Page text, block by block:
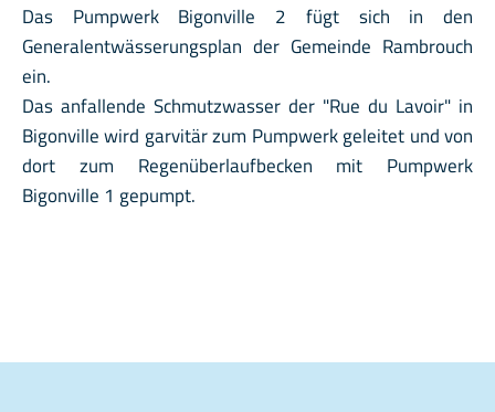
Das Pumpwerk Bigonville 2 fügt sich in den
Generalentwässerungsplan der Gemeinde Rambrouch
ein.
Das anfallende Schmutzwasser der "Rue du Lavoir" in
Bigonville wird garvitär zum Pumpwerk geleitet und von
dort zum Regenüberlaufbecken mit Pumpwerk
Bigonville 1 gepumpt.